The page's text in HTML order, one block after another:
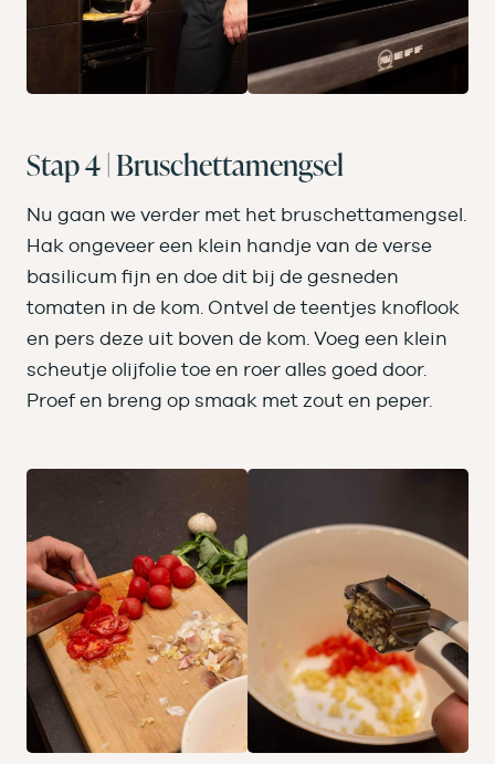
Stap 4 | Bruschettamengsel
Nu gaan we verder met het bruschettamengsel.
Hak ongeveer een klein handje van de verse
basilicum fijn en doe dit bij de gesneden
tomaten in de kom. Ontvel de teentjes knoflook
en pers deze uit boven de kom. Voeg een klein
scheutje olijfolie toe en roer alles goed door.
Proef en breng op smaak met zout en peper.